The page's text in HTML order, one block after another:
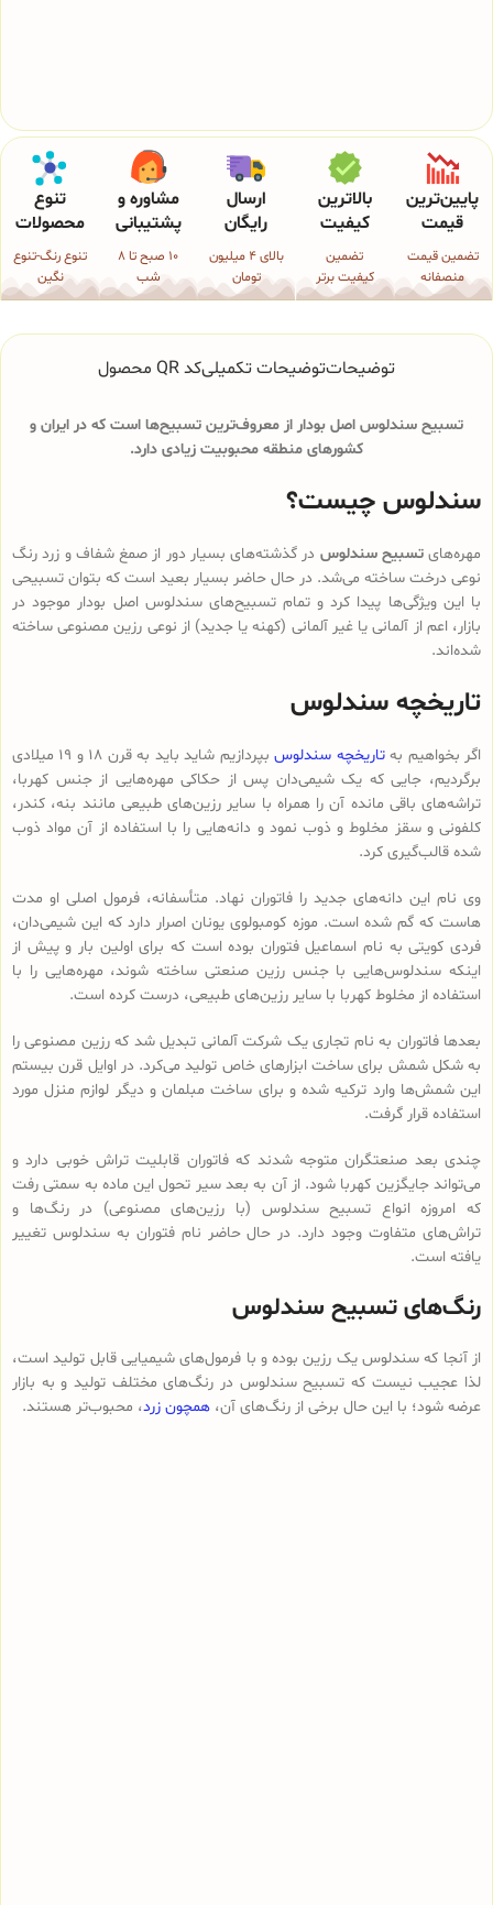
پایین‌ترین
قیمت
تضمین قیمت
منصفانه
بالاترین
کیفیت
تضمین
کیفیت برتر
ارسال
رایگان
بالای 4 میلیون
تومان
مشاوره و
پشتیبانی
10 صبح تا 8
شب
تنوع
محصولات
تنوع رنگ-تنوع
نگین
توضیحاتتوضیحات تکمیلیکد QR محصول
تسبیح سندلوس اصل بودار از معروف‌ترین تسبیح‌ها است که در ایران و
کشورهای منطقه محبوبیت زیادی دارد.
سندلوس چیست؟
مهره‌هایتسبیح سندلوس در گذشته‌های بسیار دور از صمغ شفاف و زرد رنگ
نوعی درخت ساخته می‌شد. در حال حاضر بسیار بعید است که بتوان تسبیحی
با این ویژگی‌ها پیدا کرد و تمام تسبیح‌های سندلوس‌ اصل بودار موجود در
بازار، اعم از آلمانی یا غیر آلمانی (کهنه یا جدید) از نوعی رزین مصنوعی ساخته
شده‌اند.
تاریخچه سندلوس
اگر بخواهیم بهتاریخچه سندلوس
بپردازیم شاید باید به قرن 18 و 19 میلادی
برگردیم، جایی که یک شیمی‌دان پس از حکاکی مهره‌هایی از جنس کهربا،
تراشه‌های باقی مانده آن را همراه با سایر رزین‌های طبیعی مانند بنه، کندر،
کلفونی و سقز مخلوط و ذوب نمود و دانه‌هایی را با استفاده از آن مواد ذوب
شده قالب‌گیری کرد.
وی نام این دانه‌های جدید را فاتوران نهاد. متأسفانه، فرمول اصلی او مدت
هاست که گم شده است. موزه کومبولوی یونان اصرار دارد که این شیمی‌دان،
فردی کویتی به نام اسماعیل فتوران بوده است که برای اولین بار و پیش از
اینکه سندلوس‌هایی با جنس رزین صنعتی ساخته شوند، مهره‌هایی را با
استفاده از مخلوط کهربا با سایر رزین‌های طبیعی، درست کرده است.
بعدها فاتوران به نام تجاری یک شرکت آلمانی تبدیل شد که رزین مصنوعی را
به شکل شمش برای ساخت ابزارهای خاص تولید می‌کرد. در اوایل قرن بیستم
این شمش‌ها وارد ترکیه شده و برای ساخت مبلمان و دیگر لوازم منزل مورد
استفاده قرار گرفت.
چندی بعد صنعتگران متوجه شدند که فاتوران قابلیت تراش خوبی دارد و
می‌تواند جایگزین کهربا شود. از آن به بعد سیر تحول این ماده به سمتی رفت
که امروزه انواع تسبیح‌ سندلوس (با رزین‌های مصنوعی) در رنگ‌ها و
تراش‌های متفاوت وجود دارد. در حال حاضر نام فتوران به سندلوس تغییر
یافته است.
رنگ‌های تسبیح سندلوس
از آنجا که سندلوس یک رزین بوده و با فرمول‌های شیمیایی قابل تولید است،
لذا عجیب نیست که تسبیح سندلوس در رنگ‌های مختلف تولید و به بازار
عرضه شود؛ با این حال برخی از رنگ‌های آن، همچون زرد، محبوب‌تر هستند.